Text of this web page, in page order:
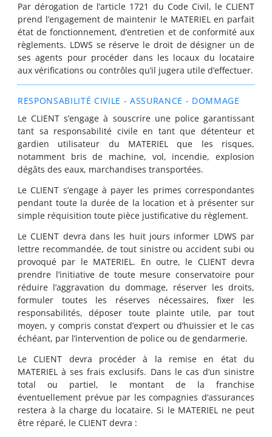
Par dérogation de l’article 1721 du Code Civil, le CLIENT
prend l’engagement de maintenir le MATERIEL en parfait
état de fonctionnement, d’entretien et de conformité aux
règlements. LDWS se réserve le droit de désigner un de
ses agents pour procéder dans les locaux du locataire
aux vérifications ou contrôles qu’il jugera utile d’effectuer.
RESPONSABILITÉ CIVILE - ASSURANCE - DOMMAGE
Le CLIENT s’engage à souscrire une police garantissant
tant sa responsabilité civile en tant que détenteur et
gardien utilisateur du MATERIEL que les risques,
notamment bris de machine, vol, incendie, explosion
dégâts des eaux, marchandises transportées.
Le CLIENT s’engage à payer les primes correspondantes
pendant toute la durée de la location et à présenter sur
simple réquisition toute pièce justificative du règlement.
Le CLIENT devra dans les huit jours informer LDWS par
lettre recommandée, de tout sinistre ou accident subi ou
provoqué par le MATERIEL. En outre, le CLIENT devra
prendre l’initiative de toute mesure conservatoire pour
réduire l’aggravation du dommage, réserver les droits,
formuler toutes les réserves nécessaires, fixer les
responsabilités, déposer toute plainte utile, par tout
moyen, y compris constat d’expert ou d’huissier et le cas
échéant, par l’intervention de police ou de gendarmerie.
Le CLIENT devra procéder à la remise en état du
MATERIEL à ses frais exclusifs. Dans le cas d’un sinistre
total ou partiel, le montant de la franchise
éventuellement prévue par les compagnies d’assurances
restera à la charge du locataire. Si le MATERIEL ne peut
être réparé, le CLIENT devra :